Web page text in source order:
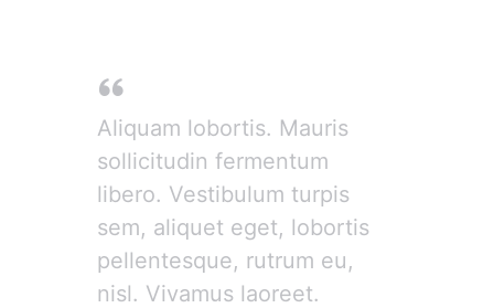
Aliquam lobortis. Mauris
sollicitudin fermentum
libero. Vestibulum turpis
sem, aliquet eget, lobortis
pellentesque, rutrum eu,
nisl. Vivamus laoreet.